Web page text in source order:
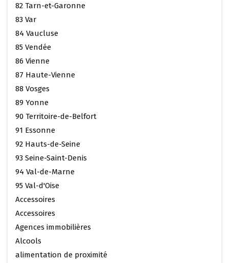
82 Tarn-et-Garonne
83 Var
84 Vaucluse
85 Vendée
86 Vienne
87 Haute-Vienne
88 Vosges
89 Yonne
90 Territoire-de-Belfort
91 Essonne
92 Hauts-de-Seine
93 Seine-Saint-Denis
94 Val-de-Marne
95 Val-d'Oise
Accessoires
Accessoires
Agences immobilières
Alcools
alimentation de proximité